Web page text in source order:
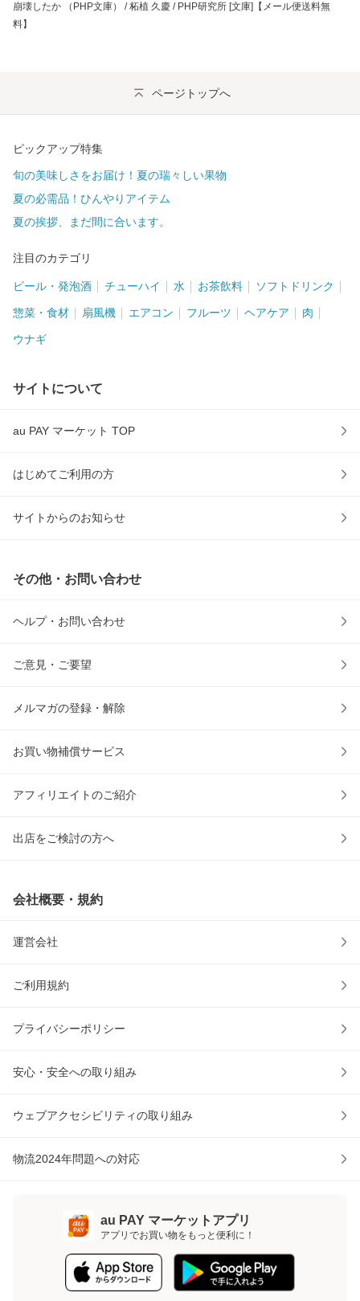
崩壊したか （PHP文庫） / 柘植 久慶 / PHP研究所 [文庫]【メール便送料無
料】
ページトップへ
ピックアップ特集
旬の美味しさをお届け！夏の瑞々しい果物
夏の必需品！ひんやりアイテム
夏の挨拶、まだ間に合います。
注目のカテゴリ
ビール・発泡酒 チューハイ 水 お茶飲料 ソフトドリンク
惣菜・食材 扇風機 エアコン フルーツ ヘアケア 肉
ウナギ
サイトについて
au PAY マーケット TOP
はじめてご利用の方
サイトからのお知らせ
その他・お問い合わせ
ヘルプ・お問い合わせ
ご意見・ご要望
メルマガの登録・解除
お買い物補償サービス
アフィリエイトのご紹介
出店をご検討の方へ
会社概要・規約
運営会社
ご利用規約
プライバシーポリシー
安心・安全への取り組み
ウェブアクセシビリティの取り組み
物流2024年問題への対応
au PAY マーケットアプリ
アプリでお買い物をもっと便利に！